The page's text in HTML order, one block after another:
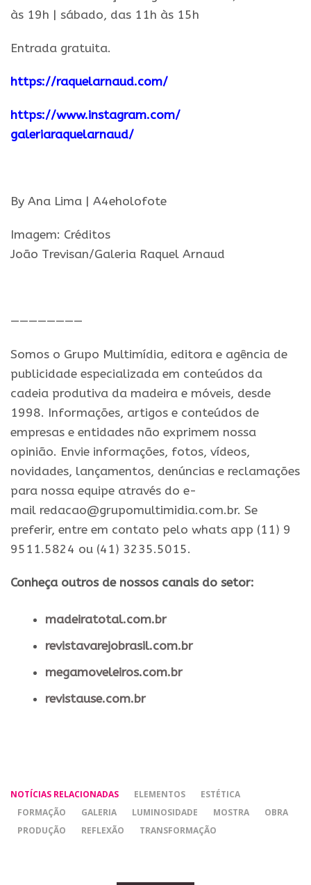
às 19h | sábado, das 11h às 15h
Entrada gratuita.
https://raquelarnaud.com/
https://www.instagram.com/
galeriaraquelarnaud/
By Ana Lima | A4eholofote
Imagem: Créditos
João Trevisan/Galeria Raquel Arnaud
————————
Somos o Grupo Multimídia, editora e agência de
publicidade especializada em conteúdos da
cadeia produtiva da madeira e móveis, desde
1998. Informações, artigos e conteúdos de
empresas e entidades não exprimem nossa
opinião. Envie informações, fotos, vídeos,
novidades, lançamentos, denúncias e reclamações
para nossa equipe através do e-
mail redacao@grupomultimidia.com.br. Se
preferir, entre em contato pelo whats app (11) 9
9511.5824 ou (41) 3235.5015.
Conheça outros de nossos canais do setor:
madeiratotal.com.br
revistavarejobrasil.com.br
megamoveleiros.com.br
revistause.com.br
NOTÍCIAS RELACIONADAS ELEMENTOS
ESTÉTICA
FORMAÇÃO
GALERIA LUMINOSIDADE MOSTRA
OBRA
PRODUÇÃO
REFLEXÃO TRANSFORMAÇÃO